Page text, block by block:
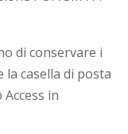
di conservare i
la casella di posta
in